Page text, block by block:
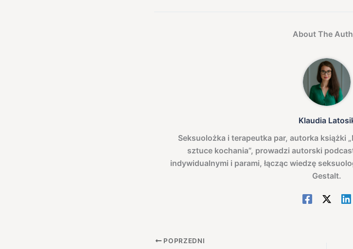
About The
Klaudia
Seksuolożka i terapeutka par, autorka książki
sztuce kochania”, prowadzi autorski
indywidualnymi i parami, łącząc wiedzę
Gestalt.
POPRZEDNI